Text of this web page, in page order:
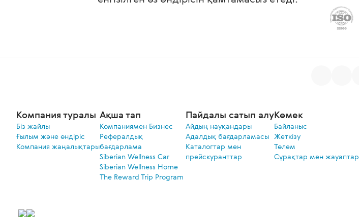
Компания туралы
Біз жайлы
Ғылым және өндіріс
Компания жаңалықтары
Ақша тап
Компаниямен Бизнес
Рефералдық
бағдарлама
Siberian Wellness Car
Siberian Wellness Home
The Reward Trip Program
Пайдалы сатып алу
Айдың науқандары
Адалдық бағдарламасы
Каталогтар мен
прейскуранттар
Көмек
Байланыс
Жеткізу
Төлем
Сұрақтар мен жауаптар